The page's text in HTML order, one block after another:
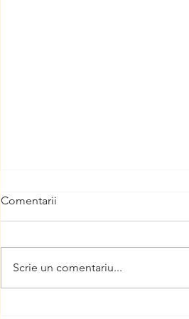
Comentarii
Scrie un comentariu...